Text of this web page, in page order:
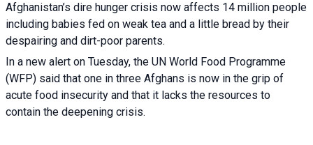
Afghanistan’s dire hunger crisis now affects 14 million people
including babies fed on weak tea and a little bread by their
despairing and dirt-poor parents.
In a new alert on Tuesday, the UN World Food Programme
(WFP) said that one in three Afghans is now in the grip of
acute food insecurity and that it lacks the resources to
contain the deepening crisis.